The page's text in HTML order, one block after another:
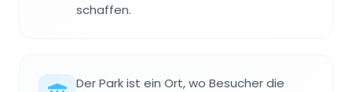
schaffen.
Der Park ist ein Ort, wo Besucher die